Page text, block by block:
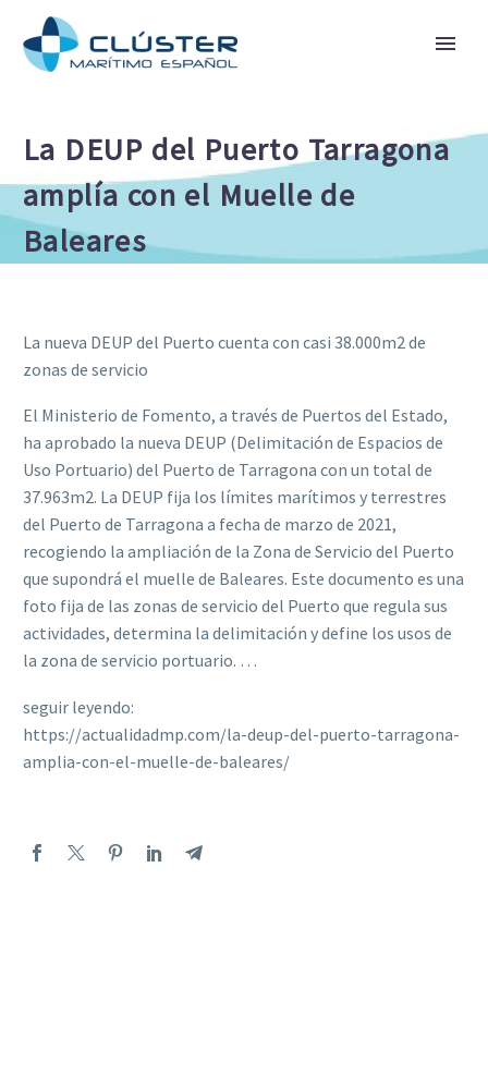
La DEUP del Puerto Tarragona
amplía con el Muelle de
Baleares
La nueva DEUP del Puerto cuenta con casi 38.000m2 de
zonas de servicio
El Ministerio de Fomento, a través de Puertos del Estado,
ha aprobado la nueva DEUP (Delimitación de Espacios de
Uso Portuario) del Puerto de Tarragona con un total de
37.963m2. La DEUP fija los límites marítimos y terrestres
del Puerto de Tarragona a fecha de marzo de 2021,
recogiendo la ampliación de la Zona de Servicio del Puerto
que supondrá el muelle de Baleares. Este documento es una
foto fija de las zonas de servicio del Puerto que regula sus
actividades, determina la delimitación y define los usos de
la zona de servicio portuario. …
seguir leyendo:
https://actualidadmp.com/la-deup-del-puerto-tarragona-
amplia-con-el-muelle-de-baleares/